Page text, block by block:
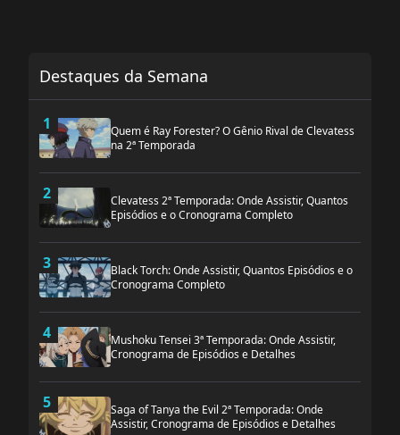
Destaques da Semana
1
Quem é Ray Forester? O Gênio Rival de Clevatess
na 2ª Temporada
2
Clevatess 2ª Temporada: Onde Assistir, Quantos
Episódios e o Cronograma Completo
3
Black Torch: Onde Assistir, Quantos Episódios e o
Cronograma Completo
4
Mushoku Tensei 3ª Temporada: Onde Assistir,
Cronograma de Episódios e Detalhes
5
Saga of Tanya the Evil 2ª Temporada: Onde
Assistir, Cronograma de Episódios e Detalhes